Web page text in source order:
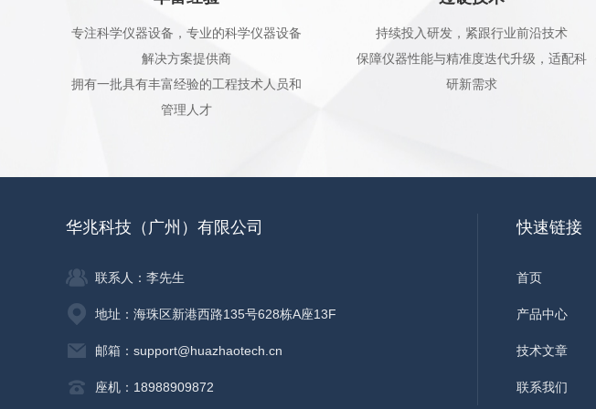
专注科学仪器设备，专业的科学仪器设备
解决方案提供商
拥有一批具有丰富经验的工程技术人员和
管理人才
持续投入研发，紧跟行业前沿技术
保障仪器性能与精准度迭代升级，适配科
研新需求
华兆科技（广州）有限公司
联系人：李先生
地址：海珠区新港西路135号628栋A座13F
邮箱：support@huazhaotech.cn
座机：18988909872
快速链接
首页
产品中心
技术文章
联系我们